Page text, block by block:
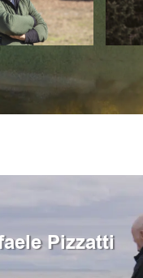
Pizzatti